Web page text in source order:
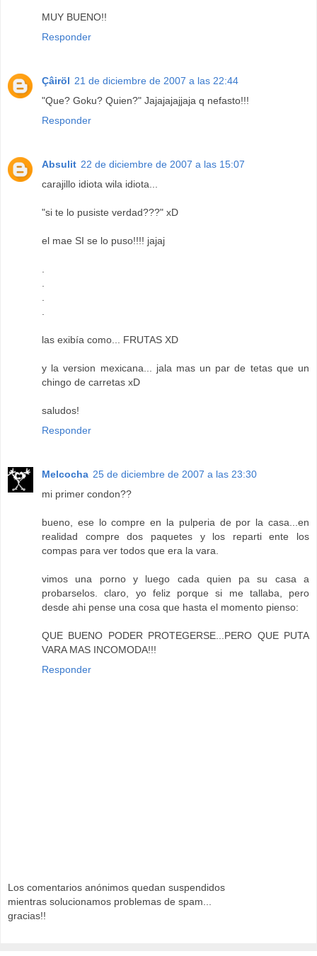
MUY BUENO!!
Responder
Çâiröl 21 de diciembre de 2007 a las 22:44
"Que? Goku? Quien?" Jajajajajjaja q nefasto!!!
Responder
Absulit 22 de diciembre de 2007 a las 15:07
carajillo idiota wila idiota...
"si te lo pusiste verdad???" xD
el mae SI se lo puso!!!! jajaj
las exibía como... FRUTAS XD
y la version mexicana... jala mas un par de tetas que un
chingo de carretas xD
saludos!
Responder
Melcocha 25 de diciembre de 2007 a las 23:30
mi primer condon??
bueno, ese lo compre en la pulperia de por la casa...en
realidad compre dos paquetes y los reparti ente los
compas para ver todos que era la vara.
vimos una porno y luego cada quien pa su casa a
probarselos. claro, yo feliz porque si me tallaba, pero
desde ahi pense una cosa que hasta el momento pienso:
QUE BUENO PODER PROTEGERSE...PERO QUE PUTA
VARA MAS INCOMODA!!!
Responder
Los comentarios anónimos quedan suspendidos
mientras solucionamos problemas de spam...
gracias!!